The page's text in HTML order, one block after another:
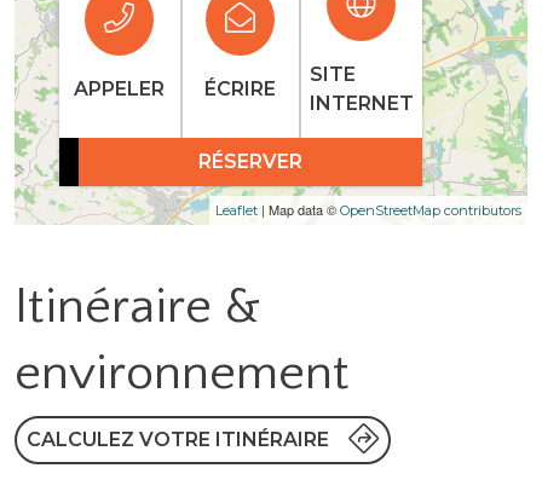
Leaflet | Map data © OpenStreetMap contributors
APPELER ÉCRIRE
SITE
INTERNET
RÉSERVER
Itinéraire &
environnement
CALCULEZ VOTRE ITINÉRAIRE